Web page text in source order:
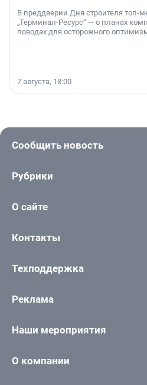
В преддверии Дня строителя
„Терминал-Ресурс“ — о планах
поводах для осторожного
7 августа, 18:00
Сообщить новость
Рубрики
О сайте
Контакты
Техподдержка
Реклама
Наши мероприятия
О компании